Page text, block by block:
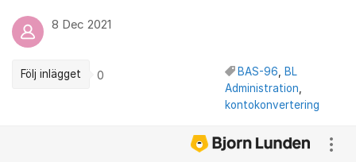
8 Dec 2021
BAS-96
BL
Administration
kontokonvertering
Följ inlägget 0